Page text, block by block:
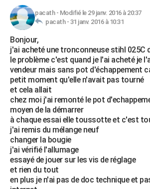
AUTO
Essais
Réserver un essai
Citadines
Berlines
SUV
Forum auto
+HIGH-TECH
Mobiles
Meilleur smartphone
Internet
Ordinateurs
Jeux vidéo
Guide high-tech
+BRICOLAGE
Forum
Aménagement intérieur
Extérieur
Cuisine
Salle de bains
Jardinage
Rangement
WEEK-END
Guides de France
Escapades
Patrimoine
Expositions
Musées
Week-end nature
+LIFESTYLE
Art de vivre
Bien-être
Loisirs
Mode
Modes de vie
SANTE
Alimentation
Guide de la santé
Maladies
Médicaments
Sommeil
VOYAGE
Destinations
City break
Voyage nature
Voyage de noces
Forum
Climat
+PHOTO
GUIDES D'ACHAT
pacath- Modifié le 29 janv. 2016 à 20:37
pacath - 31 janv. 2016 à 10:31
Bonjour,
j'ai acheté une tronconneuse stihl 025C
le problème c'est quand je l'ai acheté je
vendeur mais sans pot d'échappement
petit moment qu'elle n'avait pas tourné
et cela allait
chez moi j'ai remonté le pot
moyen de la démarrer
à chaque essai elle toussotte et c'est
j'ai remis du mélange neuf
changer la bougie
j'ai vérifié l'allumage
essayé de jouer sur les vis de réglage
et rien du tout
en plus je n'ai pas de doc technique et